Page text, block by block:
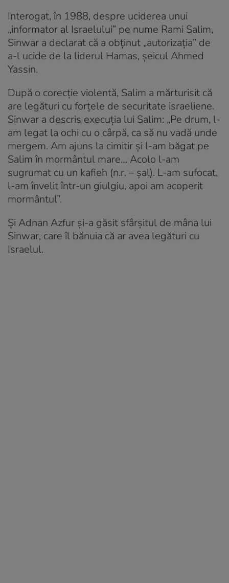
Interogat, în 1988, despre uciderea unui
„informator al Israelului” pe nume Rami Salim,
Sinwar a declarat că a obținut „autorizația” de
a-l ucide de la liderul Hamas, șeicul Ahmed
Yassin.
După o corecție violentă, Salim a mărturisit că
are legături cu forțele de securitate israeliene.
Sinwar a descris execuția lui Salim: „Pe drum, l-
am legat la ochi cu o cârpă, ca să nu vadă unde
mergem. Am ajuns la cimitir și l-am băgat pe
Salim în mormântul mare… Acolo l-am
sugrumat cu un kafieh (n.r. – șal). L-am sufocat,
l-am învelit într-un giulgiu, apoi am acoperit
mormântul”.
Și Adnan Azfur și-a găsit sfârșitul de mâna lui
Sinwar, care îl bănuia că ar avea legături cu
Israelul.